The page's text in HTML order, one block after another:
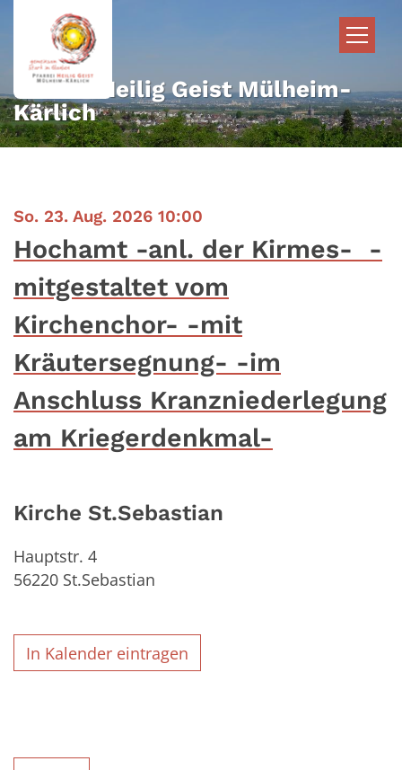
Zum Inhalt springen
Pfarrei Heilig Geist Mülheim-
Kärlich
So. 23. Aug. 2026 10:00
Hochamt -anl. der Kirmes- -
mitgestaltet vom
Kirchenchor- -mit
Kräutersegnung- -im
Anschluss Kranzniederlegung
am Kriegerdenkmal-
Kirche St.Sebastian
Hauptstr. 4
56220 St.Sebastian
In Kalender eintragen